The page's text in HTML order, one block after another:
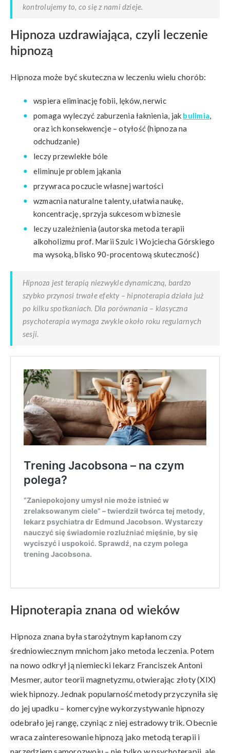
kontrolujemy to, co się z nami dzieje.
Hipnoza uzdrawiająca, czyli leczenie
hipnozą
Hipnoza może być skuteczna w leczeniu wielu chorób:
wspiera eliminację fobii, lęków, nerwic
pomaga wyleczyć zaburzenia łaknienia, jak bulimia,
oraz ich konsekwencje – otyłość (hipnoza na
odchudzanie)
leczy przewlekłe bóle
eliminuje problem jąkania
przywraca poczucie własnej wartości
wzmacnia naturalne talenty, ułatwia naukę,
koncentrację, sprzyja sukcesom w biznesie
leczy uzależnienia (autorska metoda terapii
alkoholizmu prof. Marii Szulc i Wojciecha Górskiego
ma wysoką, blisko 90-procentową skuteczność)
Hipnoza jest terapią niezwykle dynamiczną, bardzo
szybko przynosi trwałe efekty – hipnoterapia działa już
po kilku spotkaniach. Dla porównania – klasyczna
psychoterapia wymaga zwykle około roku regularnych
sesji.
Hipnoterapia znana od wieków
Hipnoza znana była starożytnym kapłanom czy
średniowiecznym mnichom jako metoda leczenia. Potem
na nowo odkrył ją niemiecki lekarz Franciszek Antoni
Mesmer, autor teorii magnetyzmu, otwierając złoty (XIX)
wiek hipnozy. Jednak popularność metody przyczyniła się
do jej upadku – komercyjne wykorzystywanie hipnozy
odebrało jej rangę, czyniąc z niej estradowy trik. Obecnie
wraca zainteresowanie hipnozą jako metodą terapii i